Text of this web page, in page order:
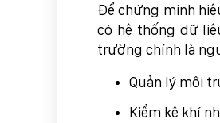
Để chứng minh
có hệ thống dữ
trường chính là
Quản lý môi
Kiểm kê khí